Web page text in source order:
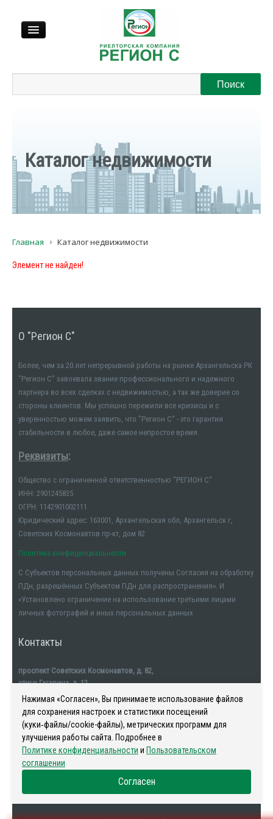
Регионы
Каталог недвижимости
Главная Каталог недвижимости
Элемент не найден!
О "Регион С"
Более, чем за 20 лет непрерывной работы на рынке Архангельска РК
"Регион С" завоевала звание профессионального и надежного
партнера во всех сделках с недвижимостью, а так же доверие со
стороны клиентов. Мы успешно пережили все кризисы и с
уверенностью можем заявить, что "Регион С" - это гарантия
стабильности в любое, даже самое непростое время.
Реквизиты:
Общество с ограниченной ответственностью "РЕГИОН С"
ИНН: 2901245835
ОГРН: 1142901002111
Юридический адрес: 163001, Архангельская обл, Архангельск г,
Советских Космонавтов пр-кт, дом 82
Политика конфиденциальности
С Субъектов персональных данных получены Согласия на обработку
ПДн, разрешённых Субъектом ПДн для распространения». И
«Установлено ограничение на использование третьими лицами
личных фотографий и иных персональных данных
Контакты
проспект Советских Космонавтов, д. 82,
улица Гагарина, д. 12
тел. +7911-554-32-32
Наша история
Нажимая «Согласен», Вы принимаете использование файлов
для сохранения настроек и статистики посещений
(куки‑файлы/cookie-файлы), метрических программ для
улучшения работы сайта. Подробнее в
Политике конфиденциальности и Пользовательском
соглашении
Согласен